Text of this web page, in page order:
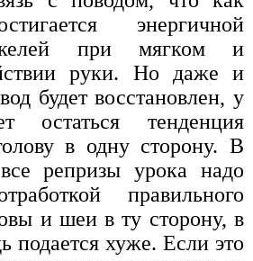
энергичной
при мягком и
руки. Но даже и
будет восстановлен, у
остаться тенденция
в одну сторону. В
репризы урока надо
правильного
и шеи в ту сторону, в
подается хуже. Если это